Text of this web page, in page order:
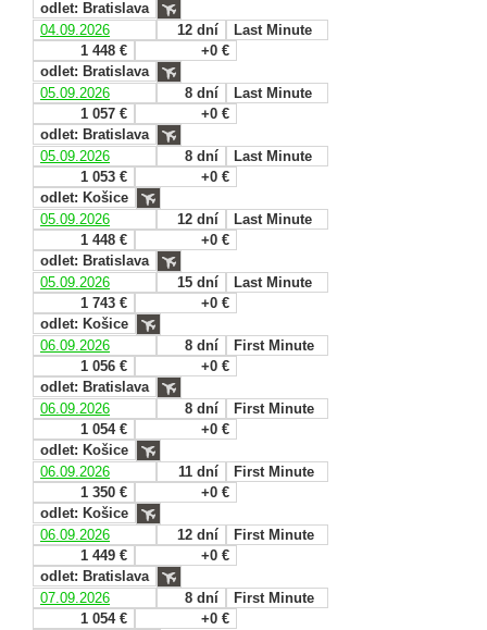
odlet: Bratislava
04.09.2026
12 dní
Last Minute
1 448 €
+0 €
odlet: Bratislava
05.09.2026
8 dní
Last Minute
1 057 €
+0 €
odlet: Bratislava
05.09.2026
8 dní
Last Minute
1 053 €
+0 €
odlet: Košice
05.09.2026
12 dní
Last Minute
1 448 €
+0 €
odlet: Bratislava
05.09.2026
15 dní
Last Minute
1 743 €
+0 €
odlet: Košice
06.09.2026
8 dní
First Minute
1 056 €
+0 €
odlet: Bratislava
06.09.2026
8 dní
First Minute
1 054 €
+0 €
odlet: Košice
06.09.2026
11 dní
First Minute
1 350 €
+0 €
odlet: Košice
06.09.2026
12 dní
First Minute
1 449 €
+0 €
odlet: Bratislava
07.09.2026
8 dní
First Minute
1 054 €
+0 €